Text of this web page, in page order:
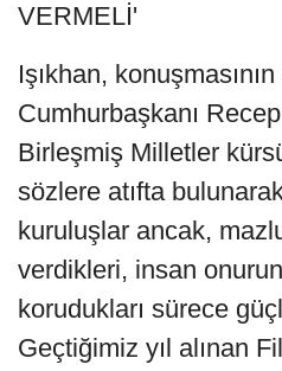
VERMELİ'
Işıkhan,
Cumhurbaşkanı
Birleşmiş Milletler
sözlere atıfta
kuruluşlar ancak,
verdikleri, insan
korudukları sürece
Geçtiğimiz yıl alınan